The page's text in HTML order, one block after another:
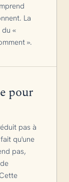
La
«
».
pour
pas à
qu'une
pas,